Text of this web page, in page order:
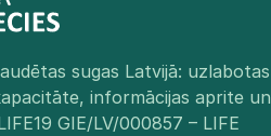
sugas Latvijā: uzlabotas
informācijas aprite un
GIE/LV/000857 – LIFE